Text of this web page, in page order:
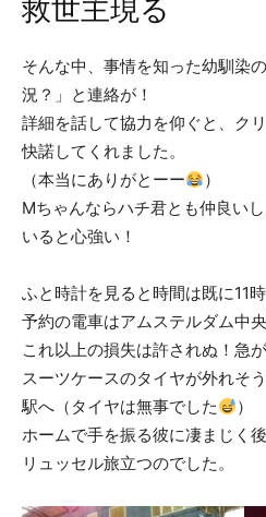
救世主現る
そんな中、事情を知った幼馴染
況？」と連絡が！
詳細を話して協力を仰ぐと、ク
快諾してくれました。
（本当にありがとーー
）
Mちゃんならハチ君とも仲良い
いると心強い！
ふと時計を見ると時間は既に11時
予約の電車はアムステルダム中央
これ以上の損失は許されぬ！急
スーツケースのタイヤが外れそ
駅へ（タイヤは無事でした
）
ホームで手を振る彼に凄まじく
リュッセル旅立つのでした。